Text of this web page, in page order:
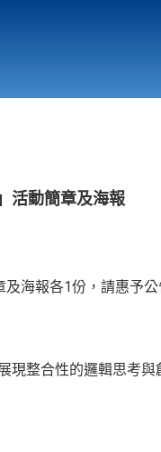
活動簡章及海報
海報各1份，請惠予
現整合性的邏輯思考與